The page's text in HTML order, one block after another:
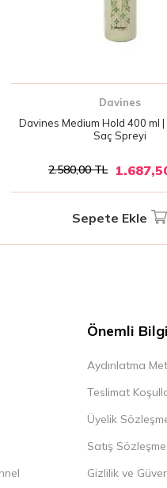
Davines
Davines Medium Hold 400 ml |
Saç Spreyi
2.580,00TL
Sepete Ekle
Önemli
Aydınlatma
Teslimat
Üyelik
Satış
Gizlilik ve